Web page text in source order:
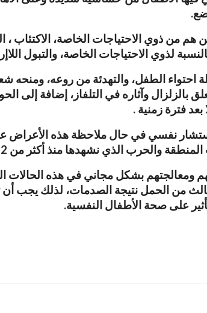
هم من ذوي الاحتياجات الخاصة، الاكتئاب
لذوي الاحتياجات الخاصة، والتبول
احتواء الطفل، والتهدئة من روعه، ومنحه
بالزلزال وآثاره في التلفاز، إضافة إلى
فترة زمنية .
من 12 عاماً، وجائحة كورونا التي اجتاحت المنطقة في السنوات الأخيرة “.
ومعالجتهم بشكل مجاني في هذه الحالات
من الحمل نتيجة الصدمات، لذلك يجب أن
على صحة الأطفال النفسية.